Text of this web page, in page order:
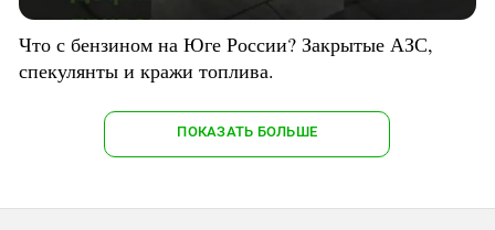
Что с бензином на Юге России? Закрытые АЗС,
спекулянты и кражи топлива.
ПОКАЗАТЬ БОЛЬШЕ